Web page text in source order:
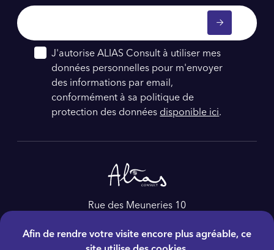
J'autorise ALIAS Consult à utiliser mes
données personnelles pour m'envoyer
des informations par email,
conformément à sa politique de
protection des données disponible ici.
Rue des Meuneries 10
Belgique
Afin de rendre votre visite encore plus agréable, ce